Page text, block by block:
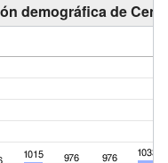
demográfica de